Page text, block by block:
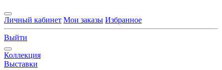
Личный кабинет Мои заказы Избранное
Выйти
Коллекция
Выставки